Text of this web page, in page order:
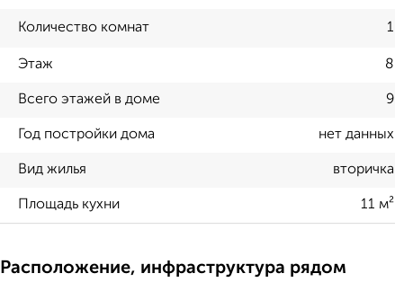
Количество комнат 1
Этаж 8
Всего этажей в доме 9
Год постройки дома нет данных
Вид жилья вторичка
Площадь кухни 11 м²
Расположение, инфраструктура рядом